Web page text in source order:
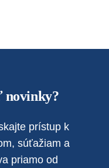
novinky?
prístup k
súťažiam a
priamo od